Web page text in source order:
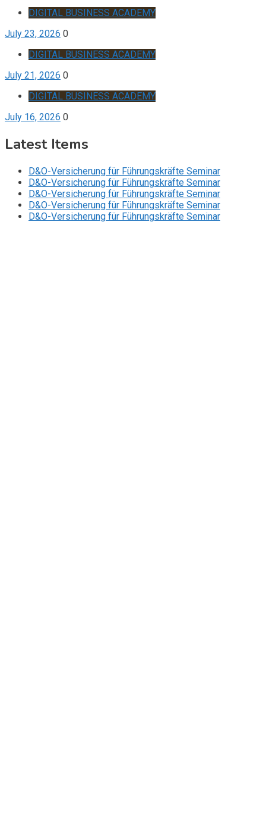
DIGITAL BUSINESS ACADEMY
July 23, 2026 0
DIGITAL BUSINESS ACADEMY
July 21, 2026 0
DIGITAL BUSINESS ACADEMY
July 16, 2026 0
Latest Items
D&O-Versicherung für Führungskräfte Seminar
D&O-Versicherung für Führungskräfte Seminar
D&O-Versicherung für Führungskräfte Seminar
D&O-Versicherung für Führungskräfte Seminar
D&O-Versicherung für Führungskräfte Seminar